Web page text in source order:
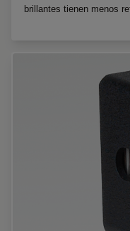
brillantes tienen menos